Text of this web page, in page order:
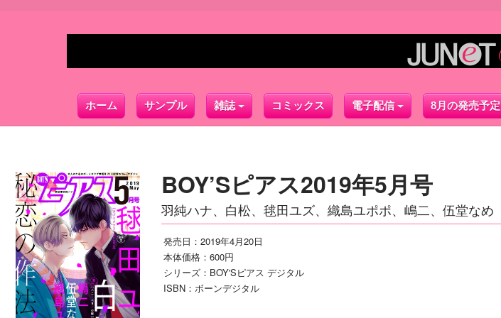
ホーム サンプル 雑誌 コミックス 電子配信 8月の発売予定
BOY’Sピアス2019年5月号
羽純ハナ、白松、毬田ユズ、織島ユポポ、嶋二、伍堂なめ
発売日：2019年4月20日
本体価格：600円
シリーズ：BOY'Sピアス デジタル
ISBN：ボーンデジタル